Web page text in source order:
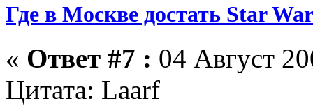
Где в Москве достать Star
« Ответ #7 : 04 Август
Цитата: Laarf